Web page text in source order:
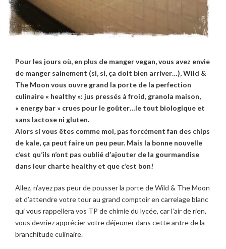
Pour les jours où, en plus de manger vegan, vous avez envie
de manger sainement (si, si, ça doit bien arriver…), Wild &
The Moon vous ouvre grand la porte de la perfection
culinaire « healthy »: jus pressés à froid, granola maison,
« energy bar » crues pour le goûter…le tout biologique et
sans lactose ni gluten.
Alors si vous êtes comme moi, pas forcément fan des chips
de kale, ça peut faire un peu peur. Mais la bonne nouvelle
c’est qu’ils n’ont pas oublié d’ajouter de la gourmandise
dans leur charte healthy et que c’est bon!
Allez, n’ayez pas peur de pousser la porte de Wild & The Moon
et d’attendre votre tour au grand comptoir en carrelage blanc
qui vous rappellera vos TP de chimie du lycée, car l’air de rien,
vous devriez apprécier votre déjeuner dans cette antre de la
branchitude culinaire.